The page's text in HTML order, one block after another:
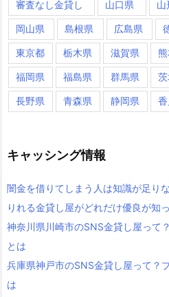
審査なし金貸し 山口県 山
岡山県 島根県 広島県
東京都 栃木県 滋賀県
福岡県 福島県 群馬県
長野県 青森県 静岡県
キャッシング情報
闇金を借りてしまう人は知識が足り
りれる金貸し屋がどれだけ優良が知
神奈川県川崎市のSNS金貸し屋って
とは
兵庫県神戸市のSNS金貸し屋って？
は